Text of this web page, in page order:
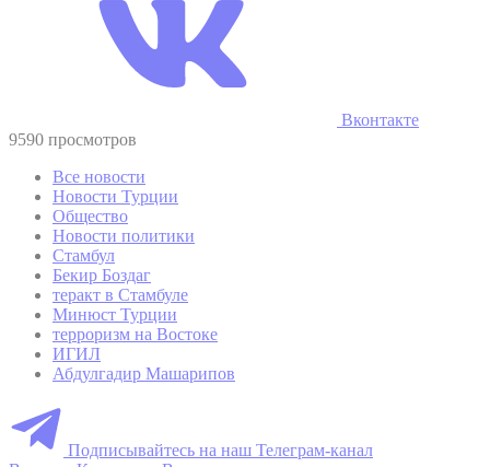
Вконтакте
9590 просмотров
Все новости
Новости Турции
Общество
Новости политики
Стамбул
Бекир Боздаг
теракт в Стамбуле
Минюст Турции
терроризм на Востоке
ИГИЛ
Абдулгадир Машарипов
Подписывайтесь на наш Телеграм-канал